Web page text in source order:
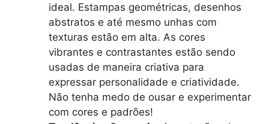
ideal. Estampas geométricas, desenhos
abstratos e até mesmo unhas com
texturas estão em alta. As cores
vibrantes e contrastantes estão sendo
usadas de maneira criativa para
expressar personalidade e criatividade.
Não tenha medo de ousar e experimentar
com cores e padrões!